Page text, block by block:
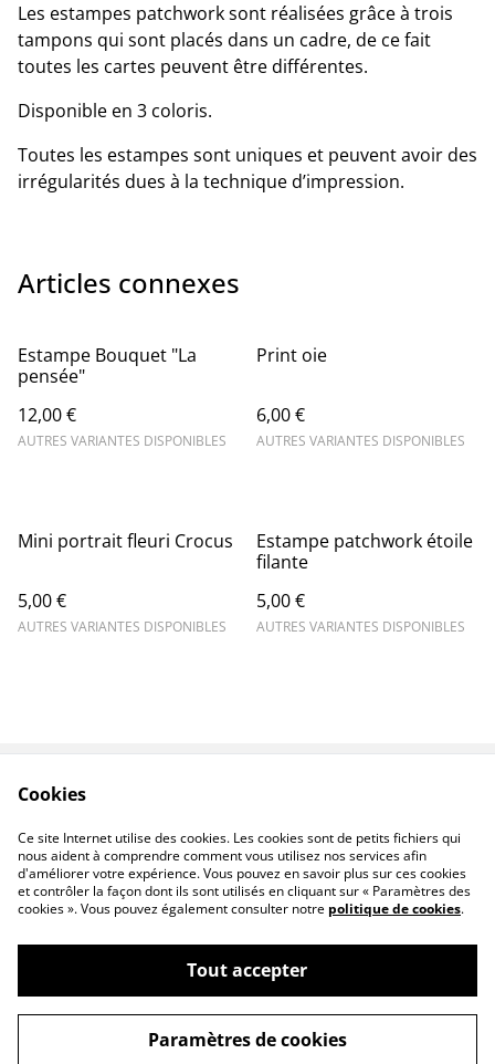
Les estampes patchwork sont réalisées grâce à trois
tampons qui sont placés dans un cadre, de ce fait
toutes les cartes peuvent être différentes.
Disponible en 3 coloris.
Toutes les estampes sont uniques et peuvent avoir des
irrégularités dues à la technique d’impression.
Articles connexes
Estampe Bouquet "La
pensée"
12,00 €
AUTRES VARIANTES DISPONIBLES
Print oie
6,00 €
AUTRES VARIANTES DISPONIBLES
Mini portrait fleuri Crocus
5,00 €
AUTRES VARIANTES DISPONIBLES
Estampe patchwork étoile
filante
5,00 €
AUTRES VARIANTES DISPONIBLES
Politique de
confidentialité
Politique de cookies
©2026Mance
powered by
Cookies
Ce site Internet utilise des cookies. Les cookies sont de petits fichiers qui
nous aident à comprendre comment vous utilisez nos services afin
d'améliorer votre expérience. Vous pouvez en savoir plus sur ces cookies
et contrôler la façon dont ils sont utilisés en cliquant sur « Paramètres des
cookies ». Vous pouvez également consulter notre politique de cookies.
Tout accepter
Paramètres de cookies